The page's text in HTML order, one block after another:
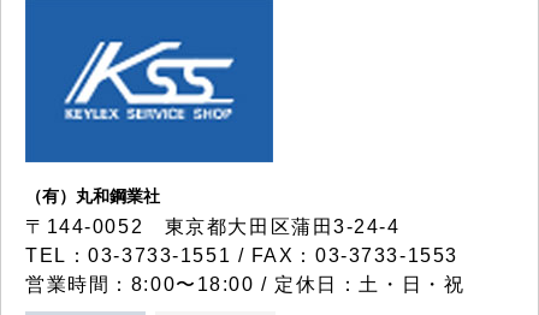
（有）丸和鋼業社
〒144-0052 東京都大田区蒲田3-24-4
TEL：03-3733-1551 / FAX：03-3733-1553
営業時間：8:00〜18:00 / 定休日：土・日・祝